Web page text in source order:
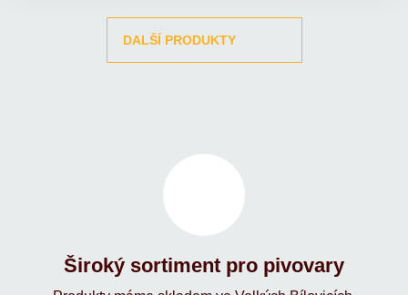
DALŠÍ PRODUKTY
Široký sortiment pro pivovary